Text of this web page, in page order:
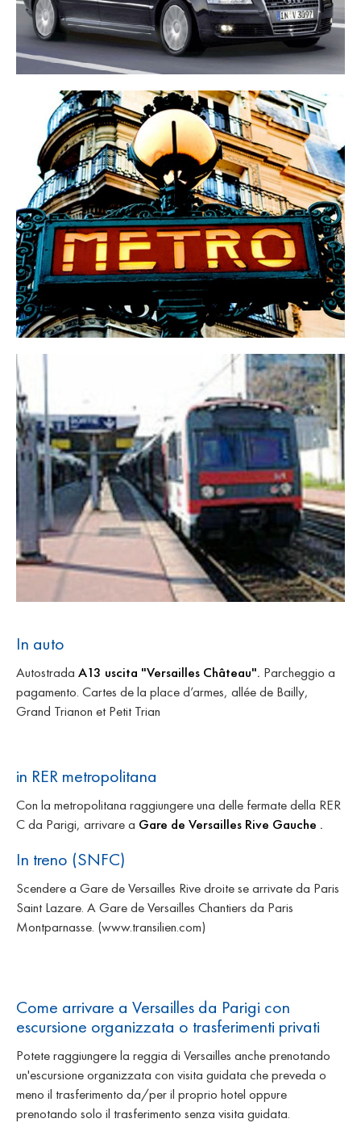
In auto
Autostrada A13 uscita "Versailles Château". Parcheggio a
pagamento. Cartes de la place d’armes, allée de Bailly,
Grand Trianon et Petit Trian
in RER metropolitana
Con la metropolitana raggiungere una delle fermate della RER
C da Parigi, arrivare a Gare de Versailles Rive Gauche .
In treno (SNFC)
Scendere a Gare de Versailles Rive droite se arrivate da Paris
Saint Lazare. A Gare de Versailles Chantiers da Paris
Montparnasse. (www.transilien.com)
Come arrivare a Versailles da Parigi con
escursione organizzata o trasferimenti privati
Potete raggiungere la reggia di Versailles anche prenotando
un'escursione organizzata con visita guidata che preveda o
meno il trasferimento da/per il proprio hotel oppure
prenotando solo il trasferimento senza visita guidata.